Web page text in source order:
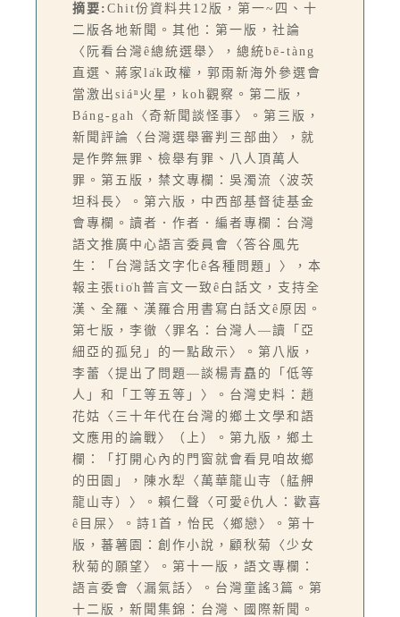
摘要: Chit份資料共12版，第一~四、十
二版各地新聞。其他：第一版，社論
〈阮看台灣ê總統選舉〉，總統bē-tàng
直選、蔣家la̍k政權，郭雨新海外參選會
當激出siáⁿ火星，koh觀察。第二版，
Báng-gah〈奇新聞談怪事〉。第三版，
新聞評論〈台灣選舉審判三部曲〉，就
是作弊無罪、檢舉有罪、八人頂萬人
罪。第五版，禁文專欄：吳濁流〈波茨
坦科長〉。第六版，中西部基督徒基金
會專欄。讀者．作者．編者專欄：台灣
語文推廣中心語言委員會〈答谷風先
生：「台灣話文字化ê各種問題」〉，本
報主張tio̍h普言文一致ê白話文，支持全
漢、全羅、漢羅合用書寫白話文ê原因。
第七版，李徹〈罪名：台灣人—讀「亞
細亞的孤兒」的一點啟示〉。第八版，
李蕾〈提出了問題—談楊青矗的「低等
人」和「工等五等」〉。台灣史料：趙
花姑〈三十年代在台灣的鄉土文學和語
文應用的論戰〉（上）。第九版，鄉土
欄：「打開心內的門窗就會看見咱故鄉
的田園」，陳水犁〈萬華龍山寺（艋舺
龍山寺）〉。賴仁聲〈可愛ê仇人：歡喜
ê目屎〉。詩1首，怡民〈鄉戀〉。第十
版，蕃薯園：創作小說，顧秋菊〈少女
秋菊的願望〉。第十一版，語文專欄：
語言委會〈漏氣話〉。台灣童謠3篇。第
十二版，新聞集錦：台灣、國際新聞。